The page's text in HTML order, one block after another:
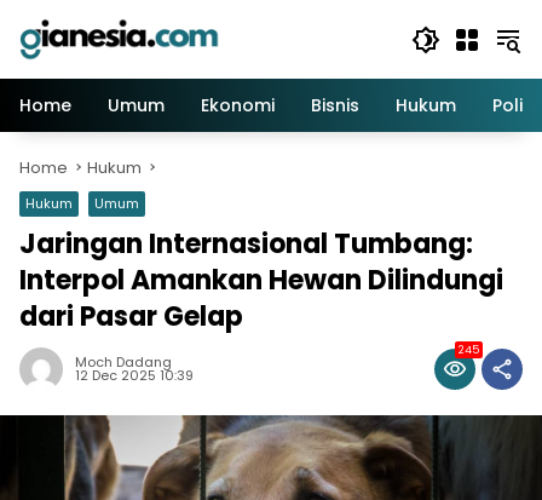
content
Home
Umum Ekonomi Bisnis Hukum Politik
Home Hukum
Hukum Umum
Jaringan Internasional Tumbang:
Interpol Amankan Hewan Dilindungi
dari Pasar Gelap
Moch Dadang
12 Dec 2025 10:39
245